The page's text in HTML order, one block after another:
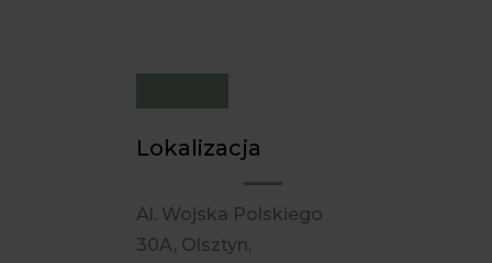
Lokalizacja
Al. Wojska Polskiego
30A, Olsztyn,